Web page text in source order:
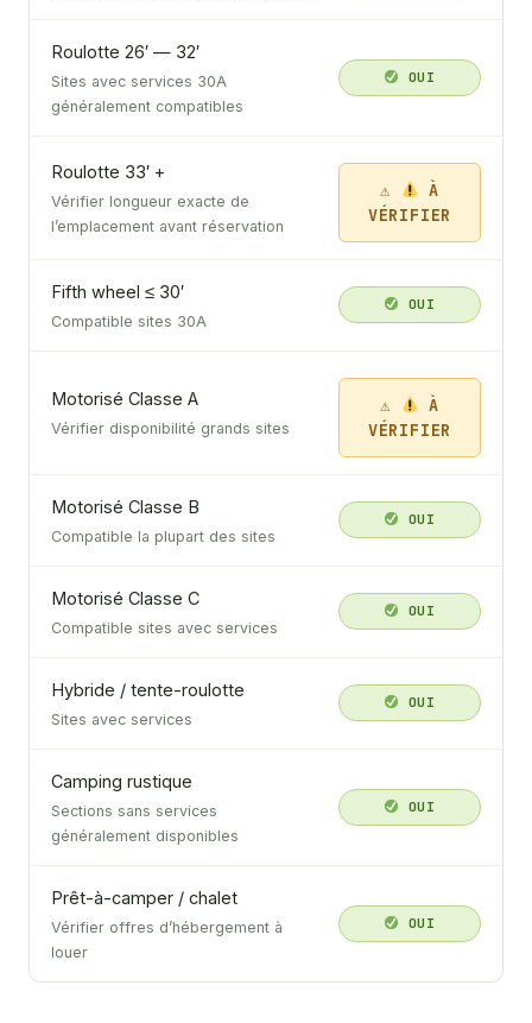
Roulotte 26′ — 32′
Sites avec services 30A
généralement compatibles
OUI
Roulotte 33′ +
Vérifier longueur exacte de
l’emplacement avant réservation
À
VÉRIFIER
Fifth wheel ≤ 30′
Compatible sites 30A
OUI
Motorisé Classe A
Vérifier disponibilité grands sites
À
VÉRIFIER
Motorisé Classe B
Compatible la plupart des sites
OUI
Motorisé Classe C
Compatible sites avec services
OUI
Hybride / tente-roulotte
Sites avec services
OUI
Camping rustique
Sections sans services
généralement disponibles
OUI
Prêt-à-camper / chalet
Vérifier offres d’hébergement à
louer
OUI